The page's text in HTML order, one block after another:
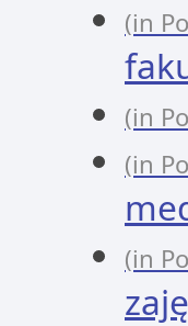
(in
(in
(in
(in